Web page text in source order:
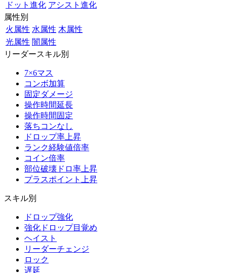
ドット進化 アシスト進化
属性別
火属性 水属性 木属性
光属性 闇属性
リーダースキル別
7×6マス
コンボ加算
固定ダメージ
操作時間延長
操作時間固定
落ちコンなし
ドロップ率上昇
ランク経験値倍率
コイン倍率
部位破壊ドロ率上昇
プラスポイント上昇
スキル別
ドロップ強化
強化ドロップ目覚め
ヘイスト
リーダーチェンジ
ロック
遅延